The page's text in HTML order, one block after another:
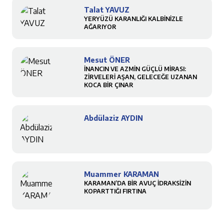
Talat YAVUZ
YERYÜZÜ KARANLIĞI KALBİNİZLE
AĞARIYOR
Mesut ÖNER
İNANCIN VE AZMİN GÜÇLÜ MİRASI:
ZİRVELERİ AŞAN, GELECEĞE UZANAN
KOCA BİR ÇINAR
Abdülaziz AYDIN
Muammer KARAMAN
KARAMAN’DA BİR AVUÇ İDRAKSİZİN
KOPARTTIĞI FIRTINA